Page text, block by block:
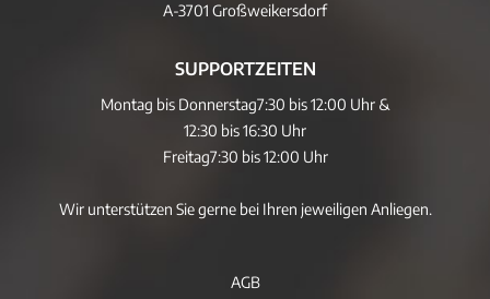
A-3701 Großweikersdorf
SUPPORTZEITEN
Montag bis Donnerstag7:30 bis 12:00 Uhr &
12:30 bis 16:30 Uhr
Freitag7:30 bis 12:00 Uhr
Wir unterstützen Sie gerne bei Ihren jeweiligen Anliegen.
AGB